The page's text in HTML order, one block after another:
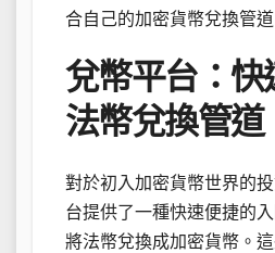
合自己的加密貨幣兌換管道
兌幣平台：快
法幣兌換管道
對於初入加密貨幣世界的
台提供了一種快速便捷的
將法幣兌換成加密貨幣。